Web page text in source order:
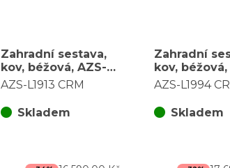
Zahradní sestava,
kov, béžová, AZS-
L1913 CRM
AZS-L1913 CRM
Skladem
Zahradní
kov, béžová,
L1994 CRM
AZS-L1994
Skladem